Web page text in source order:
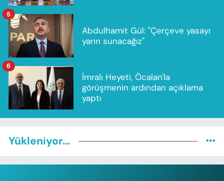
Abdulhamit Gül: "Çerçeve yasayı
yarın sunacağız"
5
İmralı Heyeti, Öcalan'la
görüşmenin ardından açıklama
yaptı
6
Yükleniyor...